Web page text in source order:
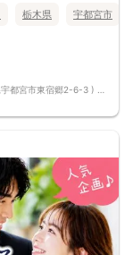
栃木県 宇都宮市